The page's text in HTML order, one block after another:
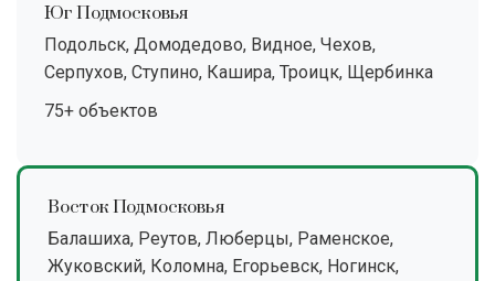
Юг Подмосковья
Подольск, Домодедово, Видное, Чехов,
Серпухов, Ступино, Кашира, Троицк, Щербинка
75+ объектов
Восток Подмосковья
Балашиха, Реутов, Люберцы, Раменское,
Жуковский, Коломна, Егорьевск, Ногинск,